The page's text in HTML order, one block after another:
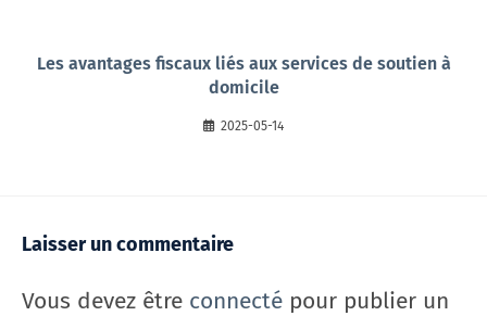
Les avantages fiscaux liés aux services de soutien à
domicile
2025-05-14
Laisser un commentaire
Vous devez être connecté pour publier un